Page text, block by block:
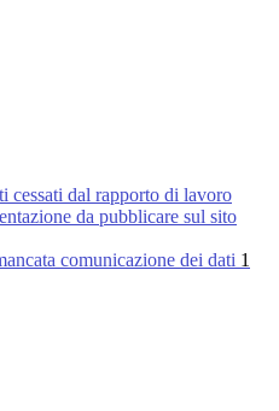
cessati dal rapporto di lavoro
da pubblicare sul sito
comunicazione dei dati 1